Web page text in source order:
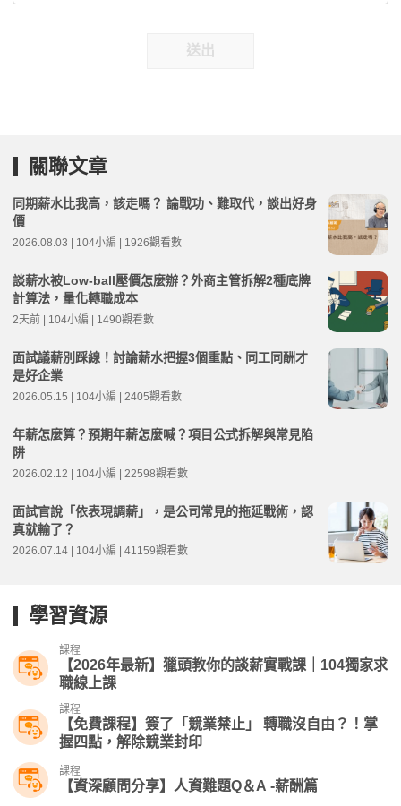
送出
關聯文章
同期薪水比我高，該走嗎？ 論戰功、難取代，談出好身
價
2026.08.03 | 104小編 | 1926觀看數
談薪水被Low-ball壓價怎麼辦？外商主管拆解2種底牌
計算法，量化轉職成本
2天前 | 104小編 | 1490觀看數
面試議薪別踩線！討論薪水把握3個重點、同工同酬才
是好企業
2026.05.15 | 104小編 | 2405觀看數
年薪怎麼算？預期年薪怎麼喊？項目公式拆解與常見陷
阱
2026.02.12 | 104小編 | 22598觀看數
面試官說「依表現調薪」，是公司常見的拖延戰術，認
真就輸了？
2026.07.14 | 104小編 | 41159觀看數
學習資源
課程
【2026年最新】獵頭教你的談薪實戰課｜104獨家求
職線上課
課程
【免費課程】簽了「競業禁止」 轉職沒自由？！掌
握四點，解除競業封印
課程
【資深顧問分享】人資難題Q＆A -薪酬篇